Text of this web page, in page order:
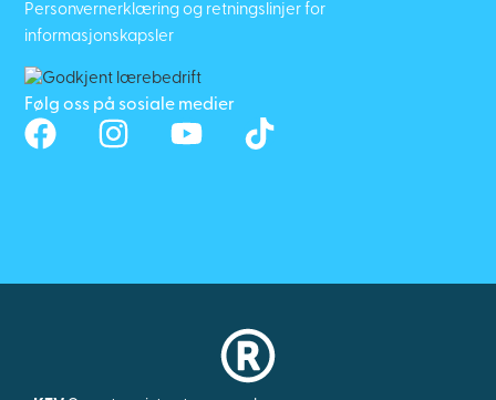
Personvernerklæring og retningslinjer for
informasjonskapsler
Følg oss på sosiale medier